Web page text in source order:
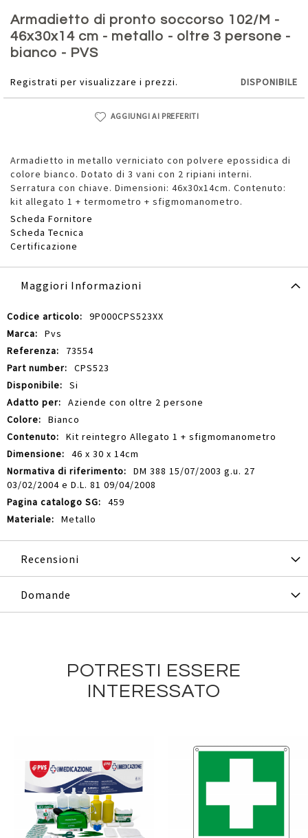
Armadietto di pronto soccorso 102/M -
46x30x14 cm - metallo - oltre 3 persone -
bianco - PVS
Registrati per visualizzare i prezzi. DISPONIBILE
AGGIUNGI AI PREFERITI
Armadietto in metallo verniciato con polvere epossidica di
colore bianco. Dotato di 3 vani con 2 ripiani interni.
Serratura con chiave. Dimensioni: 46x30x14cm. Contenuto:
kit allegato 1 + termometro + sfigmomanometro.
Scheda Fornitore
Scheda Tecnica
Certificazione
all'inizio
della
galleria
di
Maggiori Informazioni
Maggiori
Informazioni
9P000CPS523XX
Pvs
73554
CPS523
Si
Aziende con oltre 2 persone
Bianco
Kit reintegro Allegato 1 + sfigmomanometro
46 x 30 x 14cm
DM 388 15/07/2003 g.u. 27
03/02/2004 e D.L. 81 09/04/2008
459
Metallo
Recensioni
Domande
POTRESTI ESSERE
INTERESSATO